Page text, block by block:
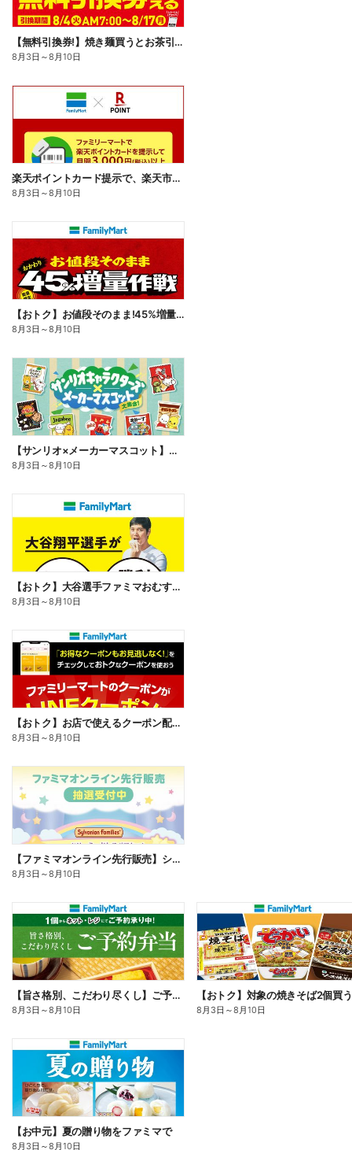
【無料引換券!】焼き麺買うとお茶引換券貰える!
8月3日 ～8月10日
楽天ポイントカード提示で、楽天市場でのお買い物がおトクに!
8月3日 ～8月10日
【おトク】お値段そのまま!45%増量作戦!
8月3日 ～8月10日
【サンリオ×メーカーマスコット】オリジナルグッズ貰える!
8月3日 ～8月10日
【おトク】大谷選手ファミマおむすび割
8月3日 ～8月10日
【おトク】お店で使えるクーポン配信中
8月3日 ～8月10日
【ファミマオンライン先行販売】シルバニアファミリー
8月3日 ～8月10日
【旨さ格別、こだわり尽くし】ご予約弁当
8月3日 ～8月10日 8月3日 ～8月10日
【お中元】夏の贈り物をファミマで
8月3日 ～8月10日